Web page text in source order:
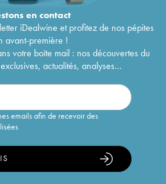
encontact
iDealwine et profitez de nos pépites
avant-première !
votre boîte mail : nos découvertes du
actualités, analyses...
emails afin de recevoir des